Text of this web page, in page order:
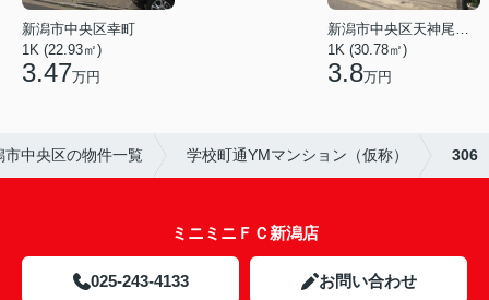
新潟市中央区幸町
1K (22.93㎡)
3.47万円
新潟市中央区天神尾２丁目
1K (30.78㎡)
3.8万円
市中央区の物件一覧 学校町通YMマンション（仮称） 306
ミニミニＦＣ新潟店
025-243-4133 お問い合わせ